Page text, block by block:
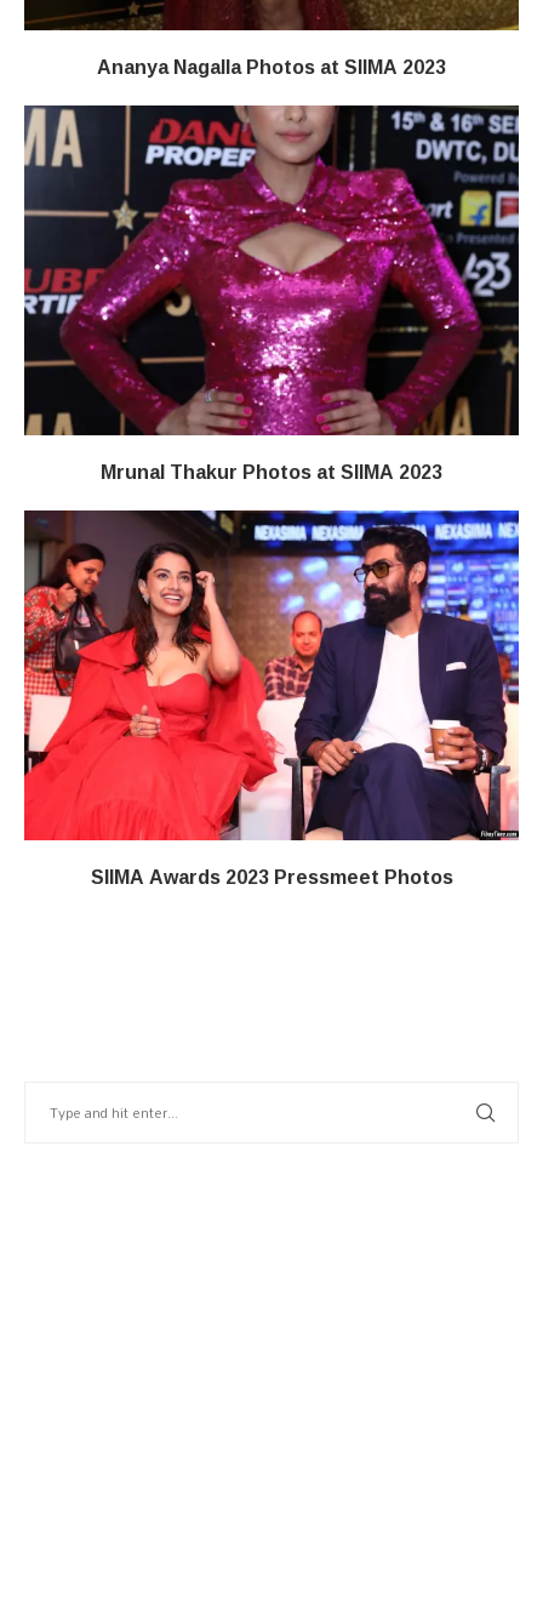
Ananya Nagalla Photos at SIIMA 2023
Mrunal Thakur Photos at SIIMA 2023
SIIMA Awards 2023 Pressmeet Photos